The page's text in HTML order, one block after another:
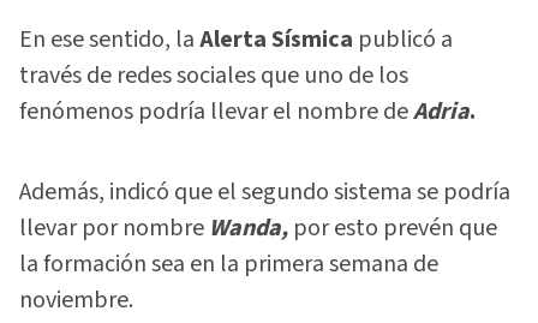
En ese sentido, laAlerta Sísmica publicó a
través de redes sociales que uno de los
fenómenos podría llevar el nombre deAdria.
Además, indicó que el segundo sistema se podría
llevar por nombre Wanda, por esto prevén que
la formación sea en la primera semana de
noviembre.